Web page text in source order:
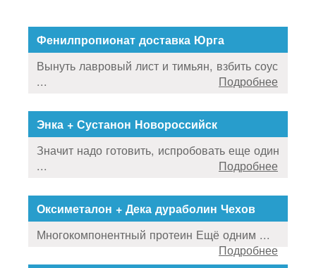
Фенилпропионат доставка Юрга
Вынуть лавровый лист и тимьян, взбить соус
...
Подробнее
Энка + Сустанон Новороссийск
Значит надо готовить, испробовать еще один
...
Подробнее
Оксиметалон + Дека дураболин Чехов
Многокомпонентный протеин Ещё одним ...
Подробнее